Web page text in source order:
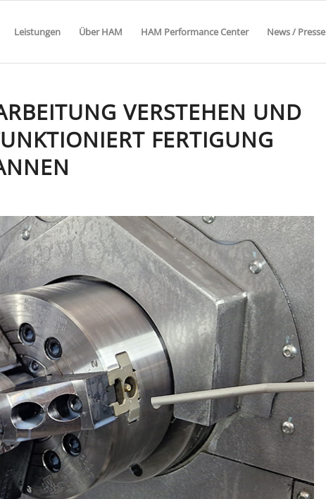
Leistungen Über HAM HAM Performance Center News / Presse
VERSTEHEN UND
FERTIGUNG